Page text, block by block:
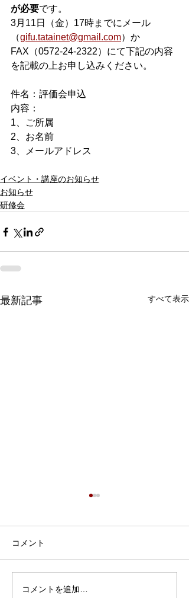
が必要です。
3月11日（金）17時までにメール
（gifu.tatainet@gmail.com）か
FAX（0572-24-2322）にて下記の内容
を記載の上お申し込みください。
件名：評価会申込
内容：
1、ご所属
2、お名前
3、メールアドレス
イベント・講座のお知らせ
お知らせ
研修会
最新記事 すべて表示
6月5日・6月10日 ピアサ
コメント
コメントを追加…